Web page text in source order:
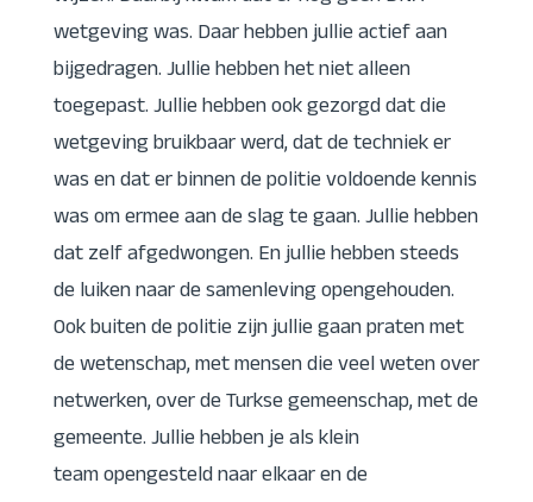
wetgeving was. Daar hebben jullie actief aan
bijgedragen. Jullie hebben het niet alleen
toegepast. Jullie hebben ook gezorgd dat die
wetgeving bruikbaar werd, dat de techniek er
was en dat er binnen de politie voldoende kennis
was om ermee aan de slag te gaan. Jullie hebben
dat zelf afgedwongen. En jullie hebben steeds
de luiken naar de samenleving opengehouden.
Ook buiten de politie zijn jullie gaan praten met
de wetenschap, met mensen die veel weten over
netwerken, over de Turkse gemeenschap, met de
gemeente. Jullie hebben je als klein
team opengesteld naar elkaar en de